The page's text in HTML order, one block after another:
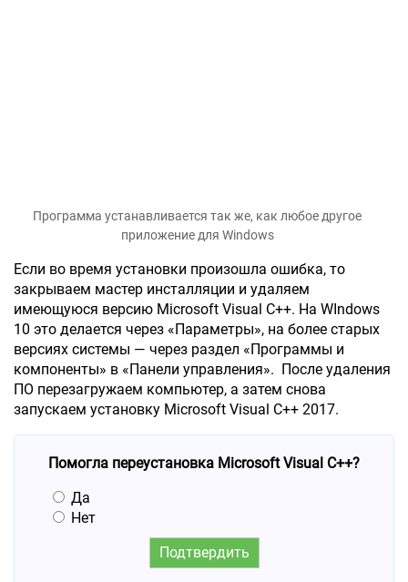
Программа устанавливается так же, как любое другое
приложение для Windows
Если во время установки произошла ошибка, то
закрываем мастер инсталляции и удаляем
имеющуюся версию Microsoft Visual C++. На WIndows
10 это делается через «Параметры», на более старых
версиях системы — через раздел «Программы и
компоненты» в «Панели управления». После удаления
ПО перезагружаем компьютер, а затем снова
запускаем установку Microsoft Visual C++ 2017.
Помогла переустановка Microsoft Visual C++?
Да
Нет